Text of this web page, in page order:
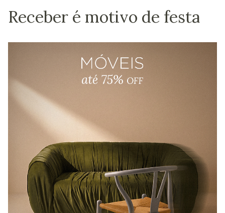
Receber é motivo de festa